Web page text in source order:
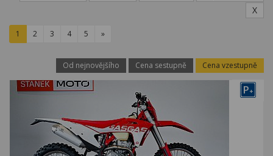
X
1 2 3 4 5 »
Od nejnovějšího Cena sestupně Cena vzestupně
P+